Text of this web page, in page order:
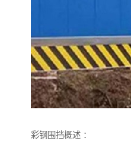
彩钢围挡概述 ：